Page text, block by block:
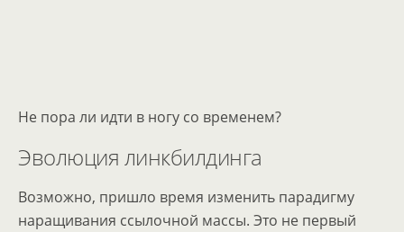
Не пора ли идти в ногу со временем?
Эволюция линкбилдинга
Возможно, пришло время изменить парадигму
наращивания ссылочной массы. Это не первый